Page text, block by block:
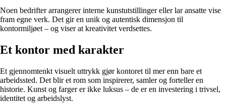
Noen bedrifter arrangerer interne kunstutstillinger eller lar ansatte vise
fram egne verk. Det gir en unik og autentisk dimensjon til
kontormiljøet – og viser at kreativitet verdsettes.
Et kontor med karakter
Et gjennomtenkt visuelt uttrykk gjør kontoret til mer enn bare et
arbeidssted. Det blir et rom som inspirerer, samler og forteller en
historie. Kunst og farger er ikke luksus – de er en investering i trivsel,
identitet og arbeidslyst.